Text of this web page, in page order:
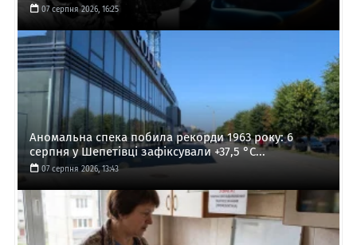
07 серпня 2026, 16:25
Аномальна спека побила рекорди 1963 року: 6
серпня у Шепетівці зафіксували +37,5 °C...
07 серпня 2026, 13:43